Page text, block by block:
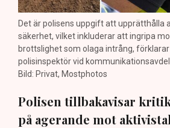
Det är polisens uppgift att upprätthålla
säkerhet, vilket inkluderar att ingripa
brottslighet som olaga intrång,
polisinspektör vid
Bild: Privat, Mostphotos
Polisen tillbakavisar
på agerande mot